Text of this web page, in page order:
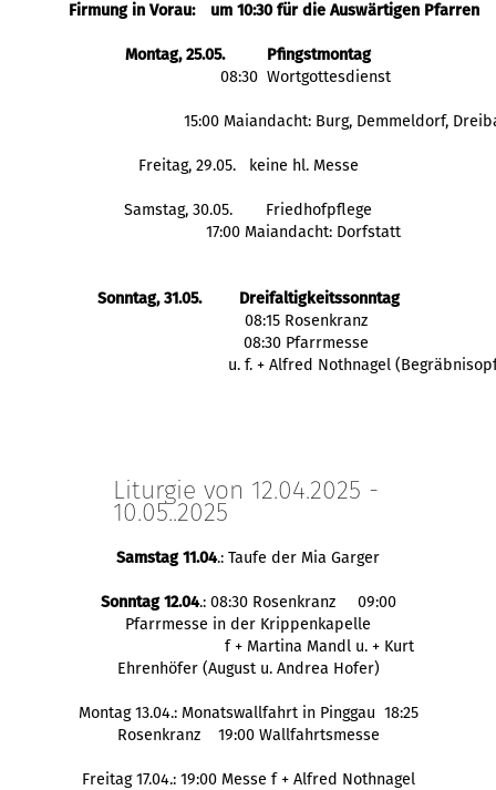
Firmung in Vorau: um 10:30 für die Auswärtigen Pfarren
Montag, 25.05.
Pfingstmontag
  08:30  Wortgottesdienst
15:00 Maiandacht: Burg, Demmeldorf,
Freitag, 29.05. keine hl. Messe
Samstag, 30.05.
Friedhofpflege
17:00 Maiandacht: Dorfstatt
Sonntag, 31.05.
Dreifaltigkeitssonntag
  08:15 Rosenkranz
  08:30 Pfarrmesse
u. f. + Alfred Nothnagel
Liturgie von 12.04.2025 -
10.05..2025
Samstag 11.04.: Taufe der Mia Garger
Sonntag 12.04.: 08:30 Rosenkranz 09:00
Pfarrmesse in der Krippenkapelle
f + Martina Mandl u. + Kurt
Ehrenhöfer (August u. Andrea Hofer)
Montag 13.04.: Monatswallfahrt in Pinggau 18:25
Rosenkranz 19:00 Wallfahrtsmesse
Freitag 17.04.: 19:00 Messe f + Alfred Nothnagel